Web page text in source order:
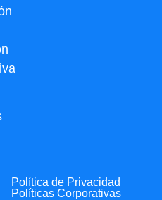
Política de Privacidad
Políticas Corporativas